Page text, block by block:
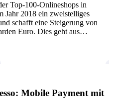
Top-100-Onlineshops in
Jahr 2018 ein zweistelliges
schafft eine Steigerung von
Euro. Dies geht aus…
Mobile Payment mit